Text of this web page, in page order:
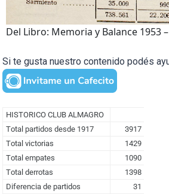
Del Libro: Memoria y Balance 1953 –
Si te gusta nuestro contenido podés